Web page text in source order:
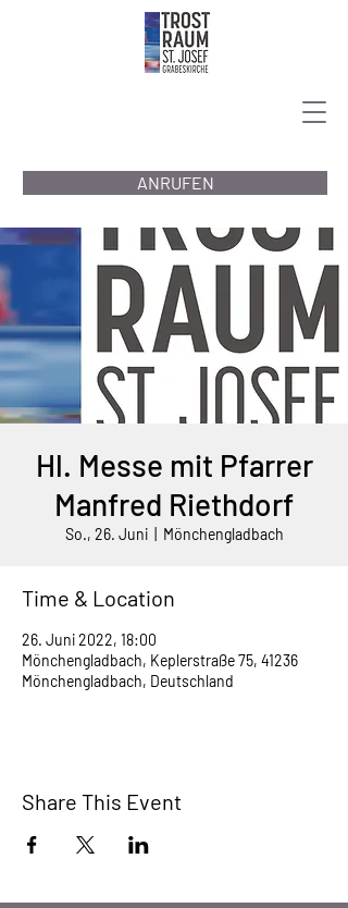
ANRUFEN
Hl. Messe mit Pfarrer
Manfred Riethdorf
So., 26. Juni
  |
Mönchengladbach
Time & Location
26. Juni 2022, 18:00
Mönchengladbach, Keplerstraße 75, 41236
Mönchengladbach, Deutschland
Share This Event